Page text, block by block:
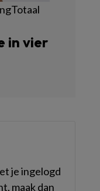
in vier
je ingelogd
maak dan